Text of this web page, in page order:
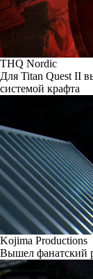
THQ Nordic
Для Titan Quest II
системой крафта
Kojima Productions
Вышел фанатский